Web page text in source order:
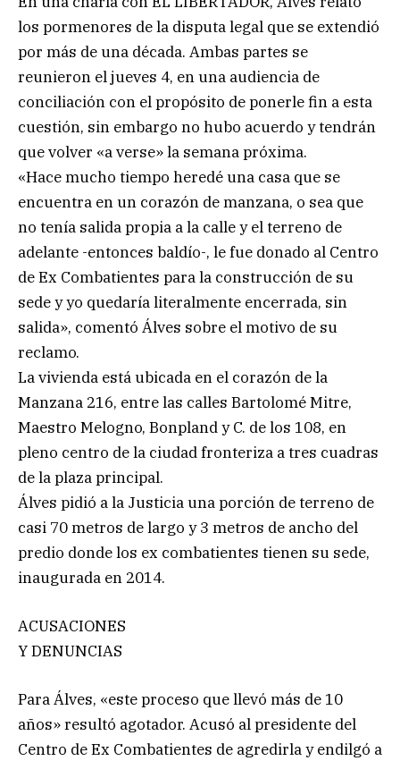
los pormenores de la disputa legal que se extendió
por más de una década. Ambas partes se
reunieron el jueves 4, en una audiencia de
conciliación con el propósito de ponerle fin a esta
cuestión, sin embargo no hubo acuerdo y tendrán
que volver «a verse» la semana próxima.
«Hace mucho tiempo heredé una casa que se
encuentra en un corazón de manzana, o sea que
no tenía salida propia a la calle y el terreno de
adelante -entonces baldío-, le fue donado al Centro
de Ex Combatientes para la construcción de su
sede y yo quedaría literalmente encerrada, sin
salida», comentó Álves sobre el motivo de su
reclamo.
La vivienda está ubicada en el corazón de la
Manzana 216, entre las calles Bartolomé Mitre,
Maestro Melogno, Bonpland y C. de los 108, en
pleno centro de la ciudad fronteriza a tres cuadras
de la plaza principal.
Álves pidió a la Justicia una porción de terreno de
casi 70 metros de largo y 3 metros de ancho del
predio donde los ex combatientes tienen su sede,
inaugurada en 2014.
ACUSACIONES
Y DENUNCIAS
Para Álves, «este proceso que llevó más de 10
años» resultó agotador. Acusó al presidente del
Centro de Ex Combatientes de agredirla y endilgó a